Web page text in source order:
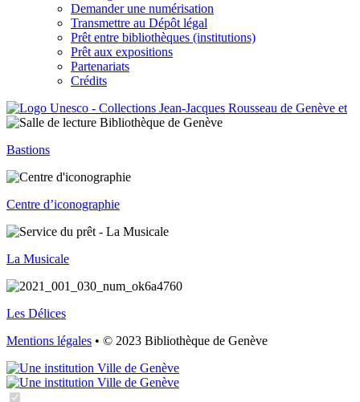
Demander une numérisation
Transmettre au Dépôt légal
Prêt entre bibliothèques (institutions)
Prêt aux expositions
Partenariats
Crédits
Bastions
Centre d’iconographie
La Musicale
Les Délices
Mentions légales • © 2023 Bibliothèque de Genève